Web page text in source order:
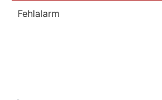
Fehlalarm